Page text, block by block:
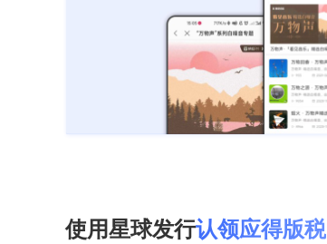
使用星球发行认领应得版税